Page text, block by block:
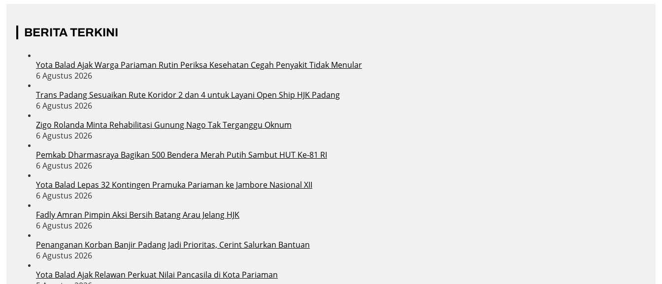
BERITA TERKINI
Yota Balad Ajak Warga Pariaman Rutin Periksa Kesehatan Cegah Penyakit Tidak Menular
6 Agustus 2026
Trans Padang Sesuaikan Rute Koridor 2 dan 4 untuk Layani Open Ship HJK Padang
6 Agustus 2026
Zigo Rolanda Minta Rehabilitasi Gunung Nago Tak Terganggu Oknum
6 Agustus 2026
Pemkab Dharmasraya Bagikan 500 Bendera Merah Putih Sambut HUT Ke-81 RI
6 Agustus 2026
Yota Balad Lepas 32 Kontingen Pramuka Pariaman ke Jambore Nasional XII
6 Agustus 2026
Fadly Amran Pimpin Aksi Bersih Batang Arau Jelang HJK
6 Agustus 2026
Penanganan Korban Banjir Padang Jadi Prioritas, Cerint Salurkan Bantuan
6 Agustus 2026
Yota Balad Ajak Relawan Perkuat Nilai Pancasila di Kota Pariaman